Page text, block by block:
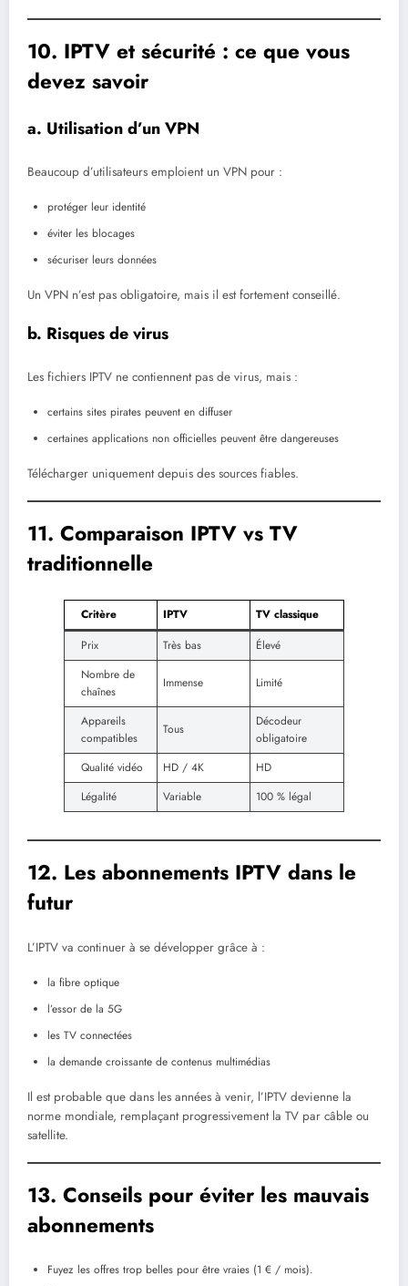
10. IPTV et sécurité : ce que vous
devez savoir
a. Utilisation d’un VPN
Beaucoup d’utilisateurs emploient un VPN pour :
protéger leur identité
éviter les blocages
sécuriser leurs données
Un VPN n’est pas obligatoire, mais il est fortement conseillé.
b. Risques de virus
Les fichiers IPTV ne contiennent pas de virus, mais :
certains sites pirates peuvent en diffuser
certaines applications non officielles peuvent être dangereuses
Télécharger uniquement depuis des sources fiables.
11. Comparaison IPTV vs TV
traditionnelle
Critère IPTV
TV classique
Prix
Très bas
Élevé
Nombre de
chaînes
Immense Limité
Appareils
compatibles
Tous
Décodeur
obligatoire
Qualité vidéo
HD / 4K
HD
Légalité
Variable 100 % légal
12. Les abonnements IPTV dans le
futur
L’IPTV va continuer à se développer grâce à :
la fibre optique
l’essor de la 5G
les TV connectées
la demande croissante de contenus multimédias
Il est probable que dans les années à venir, l’IPTV devienne la
norme mondiale, remplaçant progressivement la TV par câble ou
satellite.
13. Conseils pour éviter les mauvais
abonnements
Fuyez les offres trop belles pour être vraies (1 € / mois).